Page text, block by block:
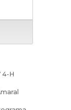
4-H